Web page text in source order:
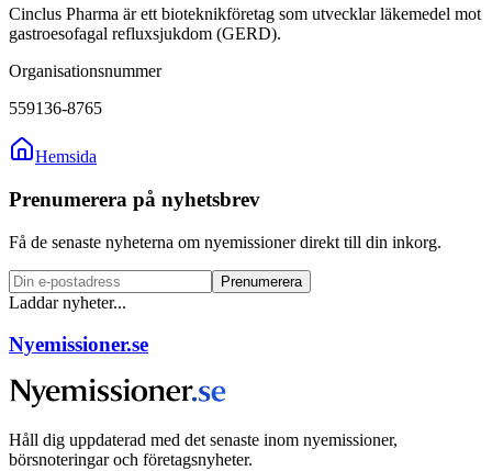
Cinclus Pharma är ett bioteknikföretag som utvecklar läkemedel mot
gastroesofagal refluxsjukdom (GERD).
Organisationsnummer
559136-8765
Hemsida
Prenumerera på nyhetsbrev
Få de senaste nyheterna om nyemissioner direkt till din inkorg.
Prenumerera
Laddar nyheter...
Nyemissioner.se
Håll dig uppdaterad med det senaste inom nyemissioner,
börsnoteringar och företagsnyheter.